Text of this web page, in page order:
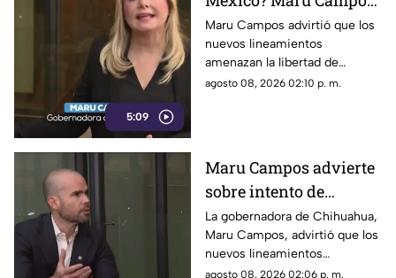
5:09
rechaza regulaciones
que amenazan la
libertad de expresión y
sancionan a la prensa
Maru Campos advirtió que los
nuevos lineamientos
amenazan la libertad de
expresión al permitir al poder
agosto 08, 2026 02:10 p. m.
Maru Campos advierte
sobre intento de
censura del Gobierno
Federal bajo la nueva
ley que controla a los
La gobernadora de Chihuahua,
Maru Campos, advirtió que los
nuevos lineamientos
impulsados por el Gobierno
agosto 08, 2026 02:06 p. m.